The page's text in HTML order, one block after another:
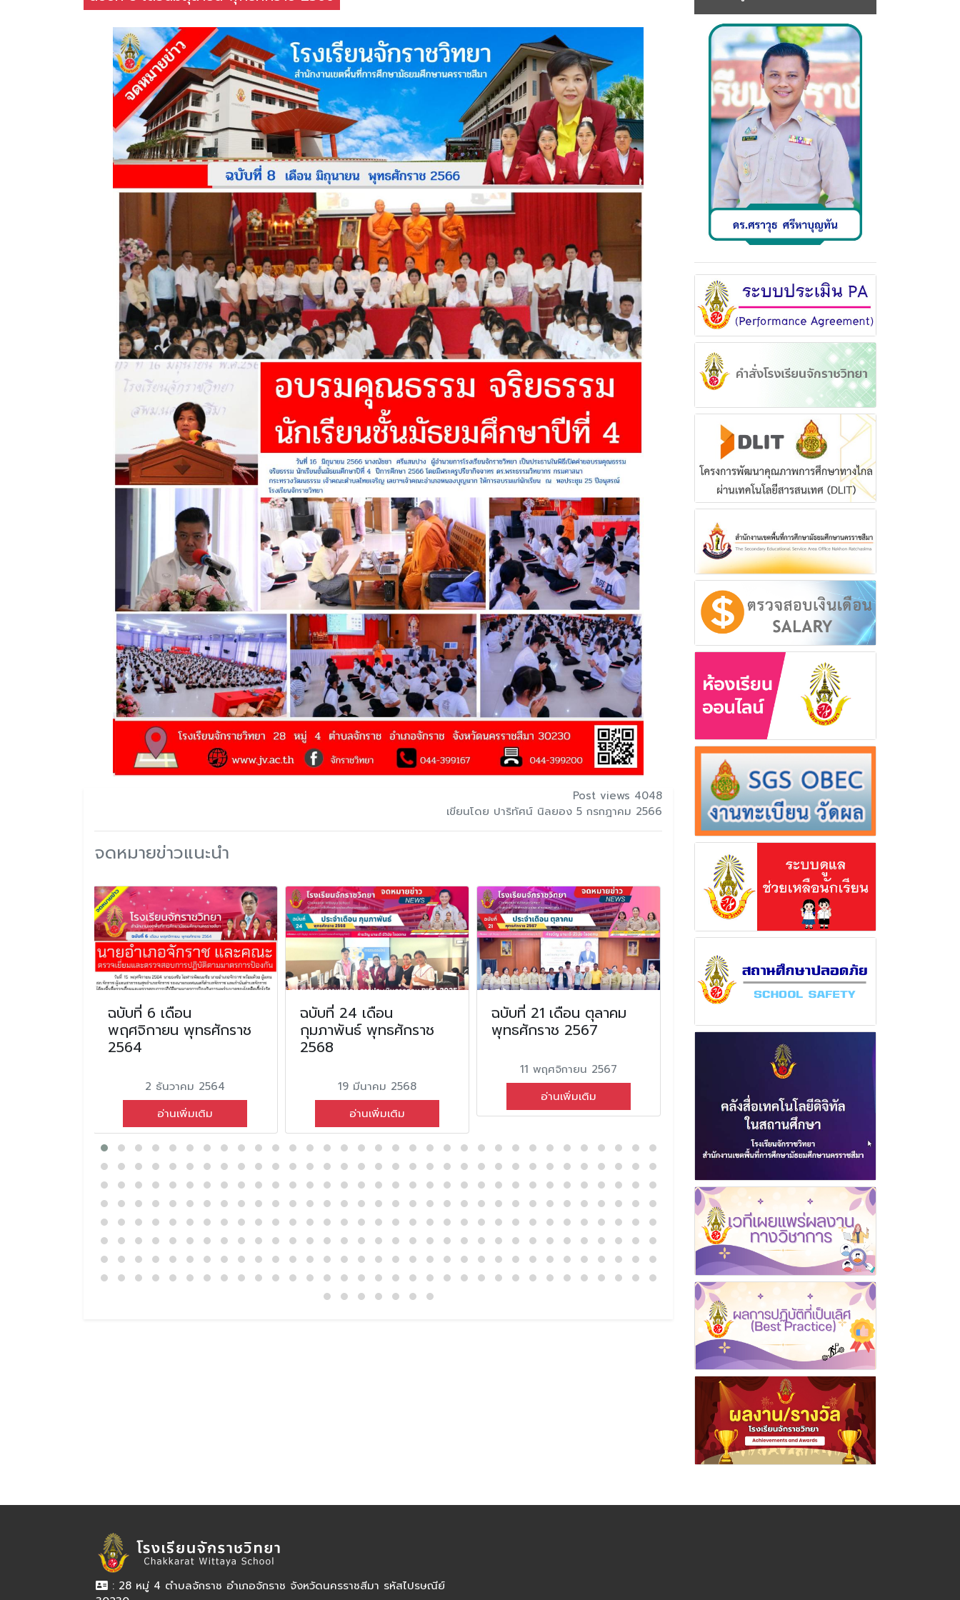
Post views 4048
เขียนโดย ปาริทัศน์ นิลยอง 5 กรกฎาคม 2566
จดหมายข่าวแนะนำ
ฉบับที่ 6 เดือน
พฤศจิกายน พุทธศักราช
2564
2 ธันวาคม 2564
อ่านเพิ่มเติม
ฉบับที่ 24 เดือน
กุมภาพันธ์ พุทธศักราช
2568
19 มีนาคม 2568
อ่านเพิ่มเติม
ฉบับที่ 21 เดือน ตุลาคม
พุทธศักราช 2567
11 พฤศจิกายน 2567
อ่านเพิ่มเติม
พุทธศักราช 2567
13 มีนาคม 2567
อ่านเพิ่มเติม
พุทธศักราช
: 28 หมู่ 4 ตำบลจักราช อำเภอจักราช จังหวัดนครราชสีมา รหัสไปรษณีย์